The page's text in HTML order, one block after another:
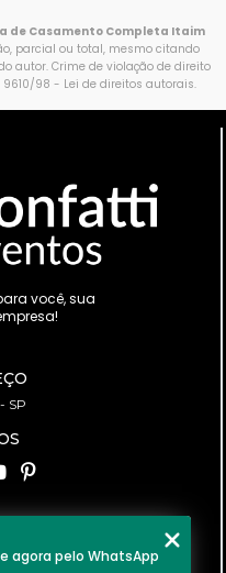
de Casamento Completa Itaim
parcial ou total, mesmo citando
autor. Crime de violação de direito
9610/98 - Lei de direitos autorais.
você, sua
SP
2422
agora pelo WhatsApp